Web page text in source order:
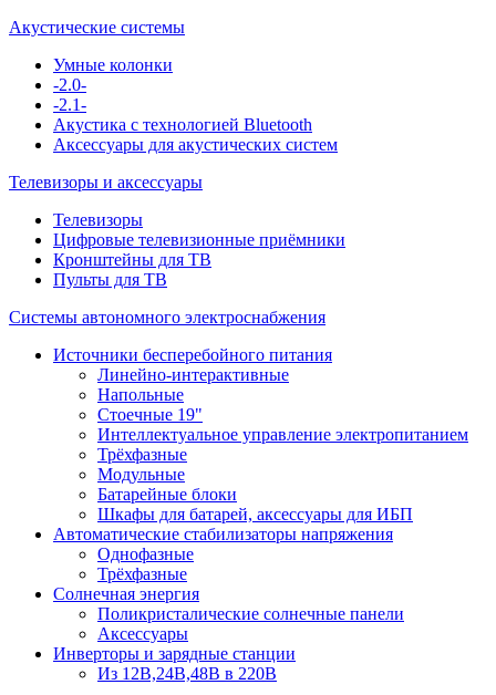
Акустические системы
Умные колонки
-2.0-
-2.1-
Акустика с технологией Bluetooth
Аксессуары для акустических систем
Телевизоры и аксессуары
Телевизоры
Цифровые телевизионные приёмники
Кронштейны для ТВ
Пульты для ТВ
Системы автономного электроснабжения
Источники бесперебойного питания
Линейно-интерактивные
Напольные
Стоечные 19"
Интеллектуальное управление электропитанием
Трёхфазные
Модульные
Батарейные блоки
Шкафы для батарей, аксессуары для ИБП
Автоматические стабилизаторы напряжения
Однофазные
Трёхфазные
Солнечная энергия
Поликристалические солнечные панели
Аксессуары
Инверторы и зарядные станции
Из 12В,24В,48В в 220В